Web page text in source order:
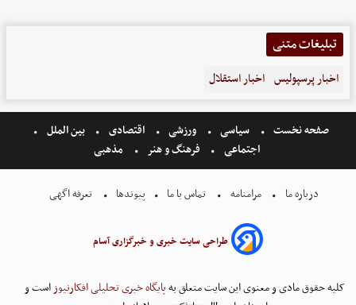
تبلیغات متنی
اخبار پرسپولیس اخبار استقلال
صفحه نخست سیاسی ورزشی اقتصادی
بین الملل
اجتماعی
فرهنگ و هنر مذهبی
درباره ما مرامنامه تماس با ما پیوندها تعرفه اگهی
طراحی سایت خبری و خبرگزاری آسام
کلیه حقوق مادی و معنوی این سایت متعلق بهپایگاه خبری تحلیلی افکارنیوزاست و